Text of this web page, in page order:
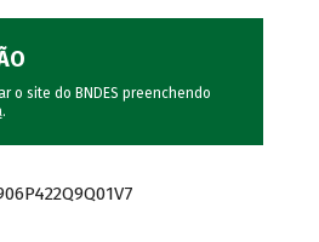
o site do BNDES preenchendo
.